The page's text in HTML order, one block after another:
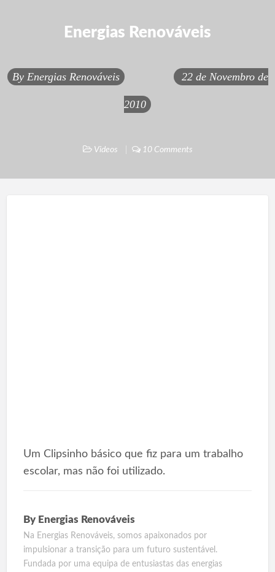
Energias Renováveis
By Energias Renováveis 22 de Novembro de
2010
Videos 10 Comments
Um Clipsinho básico que fiz para um trabalho
escolar, mas não foi utilizado.
By Energias Renováveis
Na Energias Renováveis, somos apaixonados por
impulsionar a transição para um futuro sustentável.
Fundada por uma equipa de entusiastas das energias